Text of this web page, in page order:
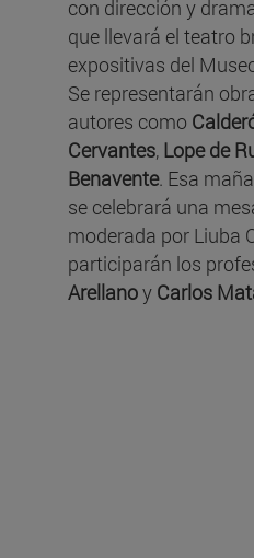
con dirección y
que llevará el teatro
expositivas del
Se representarán
autores como
Cervantes, Lope de
Benavente. Esa
se celebrará una
moderada por Liuba
participarán los
Arellanoy Carlos